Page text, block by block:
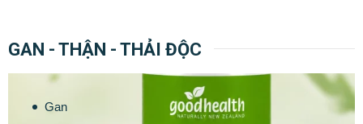
GAN - THẬN - THẢI ĐỘC
Gan